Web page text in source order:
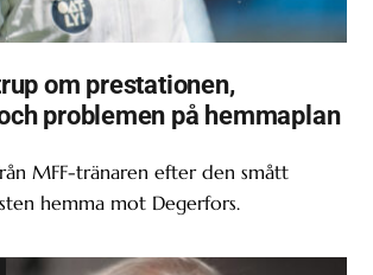
om prestationen,
problemen på hemmaplan
MFF-tränaren efter den smått
hemma mot Degerfors.